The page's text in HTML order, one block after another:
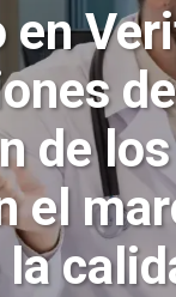
en
de
de
el